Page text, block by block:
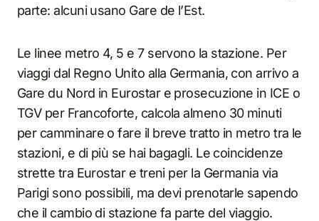
parte: alcuni usano Gare de l’Est.
Le linee metro 4, 5 e 7 servono la stazione. Per
viaggi dal Regno Unito alla Germania, con arrivo a
Gare du Nord in Eurostar e prosecuzione in ICE o
TGV per Francoforte, calcola almeno 30 minuti
per camminare o fare il breve tratto in metro tra le
stazioni, e di più se hai bagagli. Le coincidenze
strette tra Eurostar e treni per la Germania via
Parigi sono possibili, ma devi prenotarle sapendo
che il cambio di stazione fa parte del viaggio.